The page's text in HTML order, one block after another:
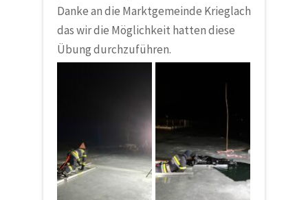
Danke an die Marktgemeinde Krieglach
das wir die Möglichkeit hatten diese
Übung durchzuführen.